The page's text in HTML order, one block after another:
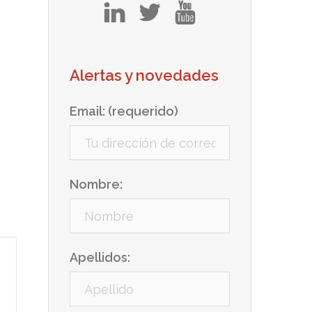
tw
Alertas y novedades
Email: (requerido)
Nombre:
Apellidos: